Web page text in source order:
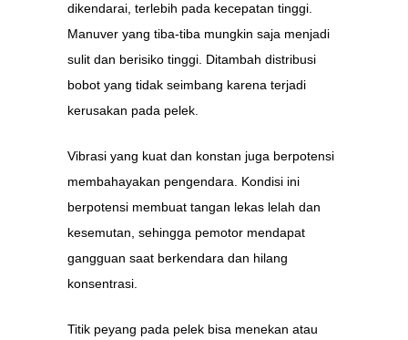
dikendarai, terlebih pada kecepatan tinggi.
Manuver yang tiba-tiba mungkin saja menjadi
sulit dan berisiko tinggi. Ditambah distribusi
bobot yang tidak seimbang karena terjadi
kerusakan pada pelek.
Vibrasi yang kuat dan konstan juga berpotensi
membahayakan pengendara. Kondisi ini
berpotensi membuat tangan lekas lelah dan
kesemutan, sehingga pemotor mendapat
gangguan saat berkendara dan hilang
konsentrasi.
Titik peyang pada pelek bisa menekan atau